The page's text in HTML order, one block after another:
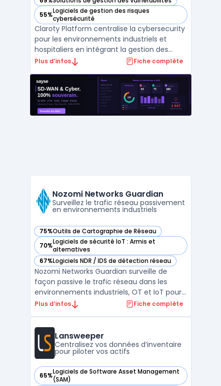
— voir Claroty Platform dans cette catégorie
55%Logiciels de gestion des risques
cybersécurité
— voir Claroty Platform dans cette catégorie
Claroty Platform centralise la cybersecurity
pour les environnements industriels et
hospitaliers en intégrant la gestion des
actifs, l’inventaire, la visualisation du réseau
solution cible la sécurisation des systèmes
cyber-physiques, assurant une visibili ...
Plus d’infos Fiche complète
Nozomi Networks Guardian
Surveillez le trafic réseau passivement
en environnements industriels
75%Outils de Cartographie de Réseau
— voir Nozomi Networks Guardian dans cette catégorie
70%Logiciels de sécurité IoT : Armis et
alternatives
— voir Nozomi Networks Guardian dans cette catégorie
67%Logiciels NDR / IDS de détection réseau
— voir Nozomi Networks Guardian dans cette catégorie
Nozomi Networks Guardian surveille de
façon passive le trafic réseau dans les
environnements industriels, OT et IoT pour
renforcer la cybersécurité des
soumises à des exigences strictes de
sécurité réseau OT et confrontées à ...
Plus d’infos Fiche complète
Lansweeper
Centralisez vos données d’inventaire
pour piloter vos actifs
65%Logiciels de Software Asset Management
(SAM)
— voir Lansweeper dans cette catégorie